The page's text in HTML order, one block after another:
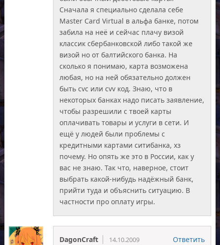
Сначала я специально сделала себе
Master Card Virtual в альфа банке, потом
забила на неё и сейчас плачу визой
классик сбербанковской либо такой же
визой но от балтийского банка. На
сколько я понимаю, карта возможена
любая, но на ней обязательно должен
быть cvc или cvv код. Знаю, что в
некоторых банках надо писать заявление,
чтобы разрешили с твоей карты
оплачивать товары и услуги в сети. И
ещё у людей были проблемы с
кредитными картами ситибанка, хз
почему. Но опять же это в России, как у
вас не знаю. Так что, наверное, стоит
выбрать какой-нибудь надёжный банк,
прийти туда и объяснить ситуацию. В
частности про оплату игры.
DagonCraft 14.10.2009 Ответить